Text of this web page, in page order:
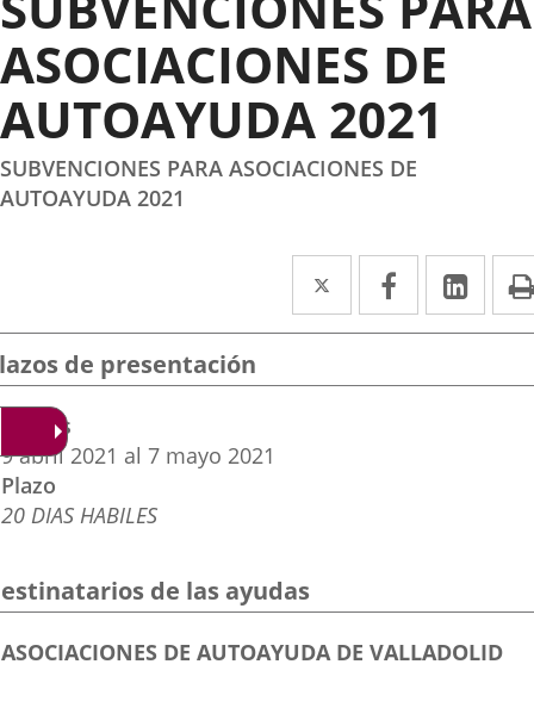
ASOCIACIONES DE
AUTOAYUDA 2021
SUBVENCIONES PARA ASOCIACIONES DE
AUTOAYUDA 2021
Twitter
Enlace
a
aplicación
Facebook
Enlace
a
aplicación
a
de presentación
Fechas
9 abril 2021 al 7 mayo 2021
Plazo
20 DIAS HABILES
de las ayudas
Destinatarios
ASOCIACIONES DE AUTOAYUDA DE VALLADOLID